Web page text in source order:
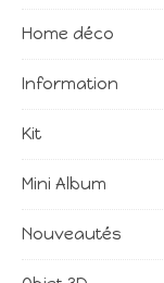
Home déco
Information
Kit
Mini Album
Nouveautés